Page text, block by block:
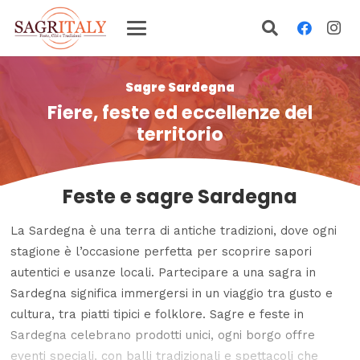
Sagre Sardegna
Fiere, feste ed eccellenze del
territorio
Feste e sagre Sardegna
LaSardegna è una terra di antiche tradizioni, dove ogni
stagione è l’occasione perfetta per scoprire sapori
autentici e usanze locali. Partecipare a una sagra in
Sardegna significa immergersi in un viaggio tra gusto e
cultura, tra piatti tipici e folklore. Sagre e feste in
Sardegna celebrano prodotti unici, ogni borgo offre
eventi speciali, con balli tradizionali e spettacoli che